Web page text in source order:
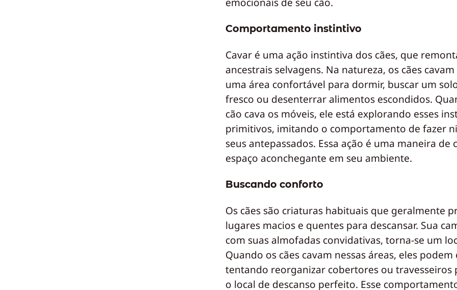
Comportamento instintivo
Cavar é uma ação instintiva dos cães, que
ancestrais selvagens. Na natureza, os cães
uma área confortável para dormir, buscar um
fresco ou desenterrar alimentos escondidos.
cão cava os móveis, ele está explorando esses
primitivos, imitando o comportamento de fazer
seus antepassados. Essa ação é uma maneira de
espaço aconchegante em seu ambiente.
Buscando conforto
Os cães são criaturas habituais que geralmente
lugares macios e quentes para descansar. Sua
com suas almofadas convidativas, torna-se um
Quando os cães cavam nessas áreas, eles podem
tentando reorganizar cobertores ou travesseiros
o local de descanso perfeito. Esse